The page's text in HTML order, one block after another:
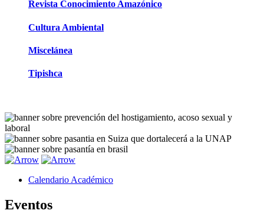
Revista Conocimiento Amazónico
Cultura Ambiental
Miscelánea
Tipishca
Calendario Académico
Eventos